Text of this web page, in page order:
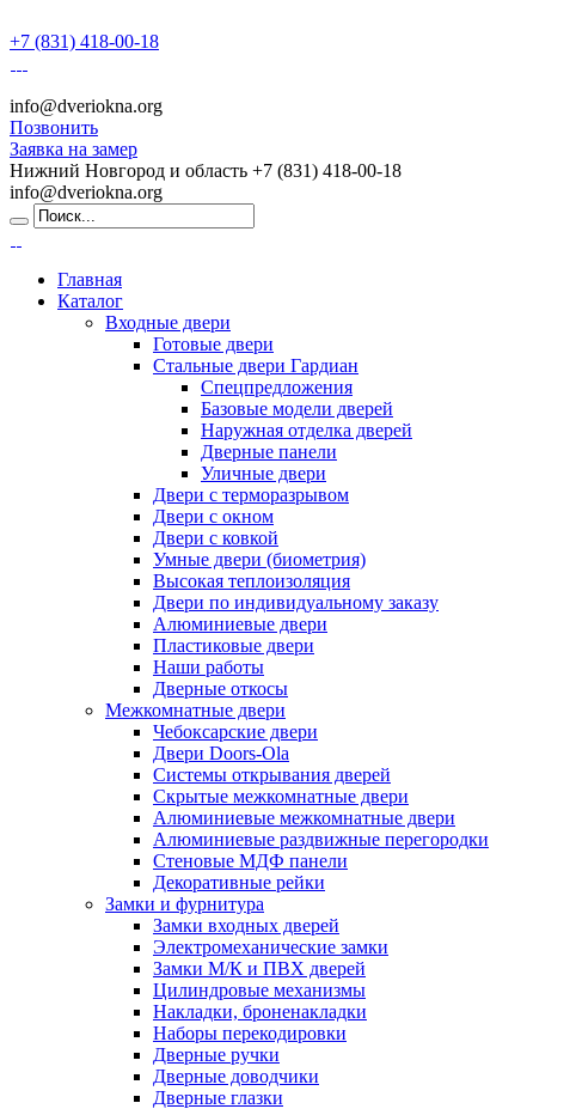
+7 (831) 418-00-18
info@dveriokna.org
Позвонить
Заявка на замер
Нижний Новгород и область +7 (831) 418-00-18
info@dveriokna.org
Главная
Каталог
Входные двери
Готовые двери
Стальные двери Гардиан
Спецпредложения
Базовые модели дверей
Наружная отделка дверей
Дверные панели
Уличные двери
Двери с терморазрывом
Двери с окном
Двери с ковкой
Умные двери (биометрия)
Высокая теплоизоляция
Двери по индивидуальному заказу
Алюминиевые двери
Пластиковые двери
Наши работы
Дверные откосы
Межкомнатные двери
Чебоксарские двери
Двери Doors-Ola
Системы открывания дверей
Скрытые межкомнатные двери
Алюминиевые межкомнатные двери
Алюминиевые раздвижные перегородки
Стеновые МДФ панели
Декоративные рейки
Замки и фурнитура
Замки входных дверей
Электромеханические замки
Замки М/К и ПВХ дверей
Цилиндровые механизмы
Накладки, броненакладки
Наборы перекодировки
Дверные ручки
Дверные доводчики
Дверные глазки